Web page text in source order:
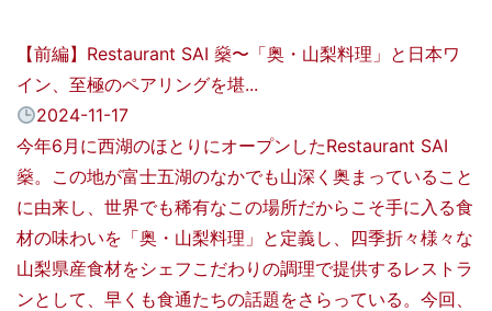
【前編】Restaurant SAI 燊〜「奥・山梨料理」と日本ワ
イン、至極のペアリングを堪...
2024-11-17
今年6月に西湖のほとりにオープンしたRestaurant SAI
燊。この地が富士五湖のなかでも山深く奥まっていること
に由来し、世界でも稀有なこの場所だからこそ手に入る食
材の味わいを「奥・山梨料理」と定義し、四季折々様々な
山梨県産食材をシェフこだわりの調理で提供するレストラ
ンとして、早くも食通たちの話題をさらっている。今回、